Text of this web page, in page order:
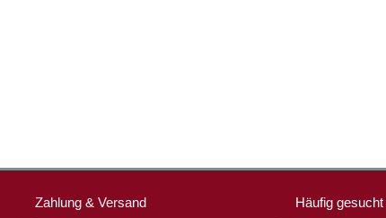
Zahlung & Versand Häufig gesucht